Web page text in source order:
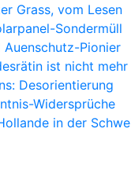
Grass, vom Lesen
Sondermüll
Auenschutz-Pionier
ist nicht mehr
Desorientierung
Widersprüche
in der